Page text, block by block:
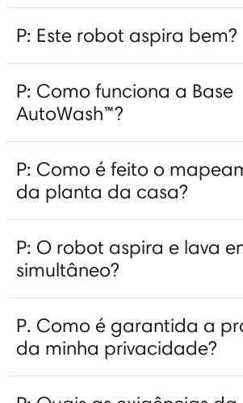
P: Este robot aspira bem?
P: Como funciona a Base
AutoWash™?
P: Como é feito o
da planta da casa?
P: O robot aspira e lava
simultâneo?
P. Como é garantida a
da minha privacidade?